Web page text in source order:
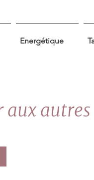
Energétique
aux autres